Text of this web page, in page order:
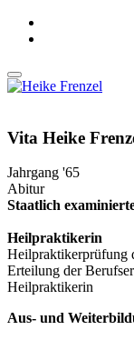
Vita Heike
Jahrgang '65
Abitur
Staatlich
Heilpraktikerin
Heilpraktikerprüfung
Erteilung der
Heilpraktikerin
Aus- und